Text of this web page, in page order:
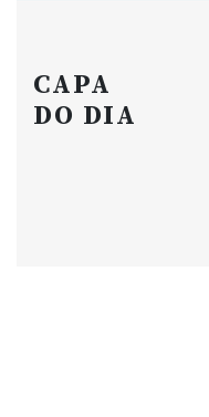
CAPA
DO DIA